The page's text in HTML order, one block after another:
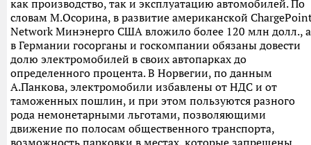
как производство, так и эксплуатацию автомобилей. По
словам М.Осорина, в развитие американской
Network Минэнерго США вложило более 120 млн долл., а
в Германии госорганы и госкомпании обязаны довести
долю электромобилей в своих автопарках до
определенного процента. В Норвегии, по данным
А.Панкова, электромобили избавлены от НДС и от
таможенных пошлин, и при этом пользуются разного
рода немонетарными льготами, позволяющими
движение по полосам общественного транспорта,
возможность парковки в местах, которые запрещены